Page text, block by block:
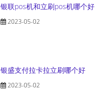
银联pos机和立刷pos机哪个好
2023-05-02
银盛支付拉卡拉立刷哪个好
2023-05-02